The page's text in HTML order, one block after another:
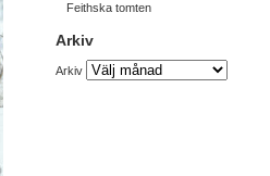
Feithska tomten
Arkiv
Arkiv